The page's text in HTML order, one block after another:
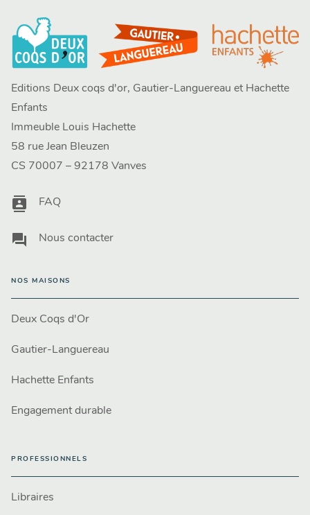
Editions Deux coqs d'or, Gautier-Languereau et Hachette
Enfants
Immeuble Louis Hachette
58 rue Jean Bleuzen
CS 70007 – 92178 Vanves
contacts FAQ
question_answer Nous contacter
NOS MAISONS
Deux Coqs d'Or
Gautier-Languereau
Hachette Enfants
Engagement durable
PROFESSIONNELS
Libraires